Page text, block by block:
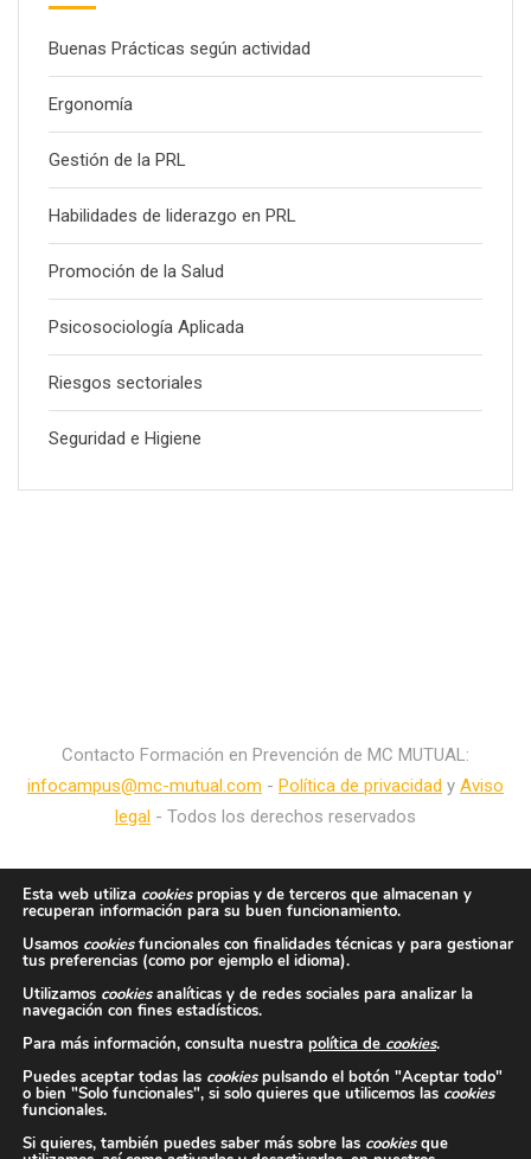
Buenas Prácticas según actividad
Ergonomía
Gestión de la PRL
Habilidades de liderazgo en PRL
Promoción de la Salud
Psicosociología Aplicada
Riesgos sectoriales
Seguridad e Higiene
Contacto Formación en Prevención de MC MUTUAL:
infocampus@mc-mutual.com - Política de privacidad y Aviso
legal - Todos los derechos reservados
Esta web utiliza cookiespropias y de terceros que almacenan y
recuperan información para su buen funcionamiento.
Usamos cookiesfuncionales con finalidades técnicas y para gestionar
tus preferencias (como por ejemplo el idioma).
Utilizamos cookiesanalíticas y de redes sociales para analizar la
navegación con fines estadísticos.
Para más información, consulta nuestra política de cookies.
Puedes aceptar todas las cookiespulsando el botón "Aceptar todo"
o bien "Solo funcionales", si solo quieres que utilicemos las cookies
funcionales.
Si quieres, también puedes saber más sobre las cookiesque